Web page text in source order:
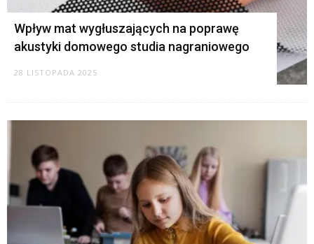
Wpływ mat wygłuszających na poprawę
akustyki domowego studia nagraniowego
28 LISTOPADA 2025